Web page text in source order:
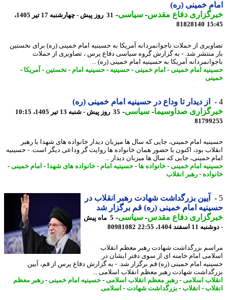
خمینی (ره)
دفاع مقدس-سیاسی-
31 روز پیش - چهارشنبه 17 تیر 1405،
81828140
از حملات ناجوانمردانه آمریکا به حسینیه امام خمینی (ره) برای نخستین
منتشر شد. - به گزارش گروه سیاسی دفاع پرس ، تصاویری از حملات
آمریکا به حسینیه امام خمینی (ره) ...
امام خمینی-امام خمینی-حسینیه-حسینیه امام -نخستین-آمریکا-
از دیدار تا وداع در حسینیه امام خمینی (ره)
صداوسیما-سیاسی-35 روز پیش - شنبه 13 تیر 1405، 10:15
امام خمینی، جایی که سال ها میزبان دیدار خانواده های شهدا با رهبر
بود، اکنون با حضور همان خانواده ها روایت گر وداعی دیگر است. - حسینیه
خمینی، جایی که سال ها میزبان دیدار ...
امام خمینی-خانواده ها- حسینیه امام -خانواده های شهدا-امام خمینی-
- رهبر انقلاب
آیین بزرگداشت شهادت رهبر انقلاب در
امام خمینی (ره) قم برگزار شد
دفاع مقدس-سیاسی-
5 ماه پیش
اسفند 1404، 22:55
80981082
بزرگداشت شهادت رهبر معظم انقلاب
امام خامنه ای از سوی دفتر ایشان در
امام خمینی (ره) قم برگزار شد. - به گزارش دفاع پرس از قم، آیین
شهادت رهبر معظم انقلاب اسلامی ...
اسلامی-رهبر معظم انقلاب اسلامی-حسینیه امام خمینی-رهبر معظم
-انقلاب-بزرگداشت شهادت-اسلامی